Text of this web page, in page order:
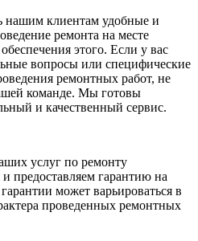
нашим клиентам удобные и
ремонта на месте
этого. Если у вас
вопросы или специфические
ремонтных работ, не
команде. Мы готовы
и качественный сервис.
услуг по ремонту
предоставляем гарантию на
может варьироваться в
проведенных ремонтных